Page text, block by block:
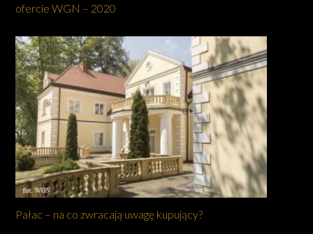
ofercie WGN – 2020
Pałac – na co zwracają uwagę kupujący?